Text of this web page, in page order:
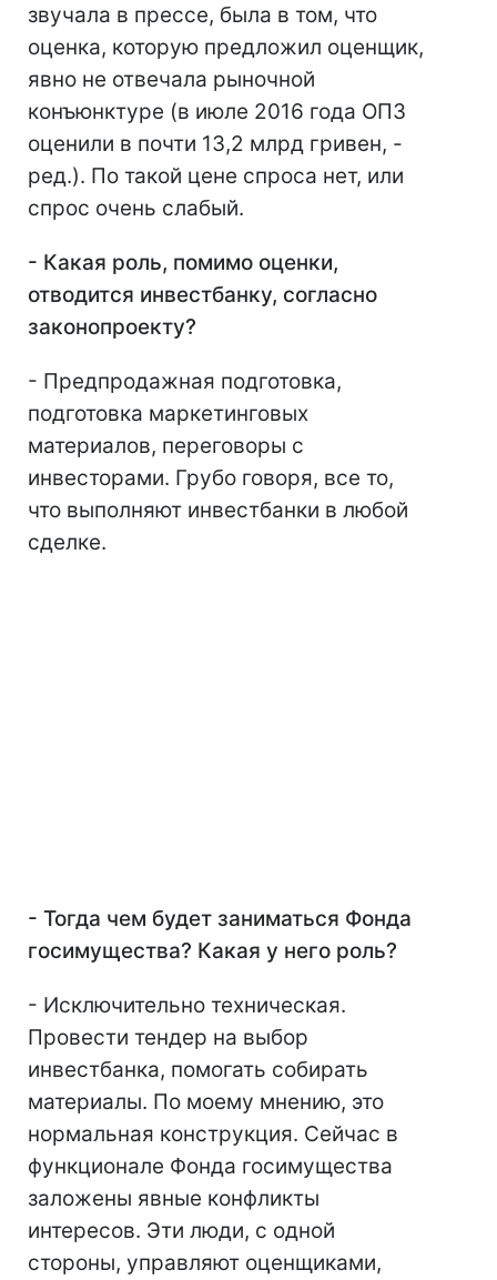
звучала в прессе, была в том, что
оценка, которую предложил оценщик,
явно не отвечала рыночной
конъюнктуре (в июле 2016 года ОПЗ
оценили в почти 13,2 млрд гривен, -
ред.). По такой цене спроса нет, или
спрос очень слабый.
- Какая роль, помимо оценки,
отводится инвестбанку, согласно
законопроекту?
- Предпродажная подготовка,
подготовка маркетинговых
материалов, переговоры с
инвесторами. Грубо говоря, все то,
что выполняют инвестбанки в любой
сделке.
- Тогда чем будет заниматься Фонда
госимущества? Какая у него роль?
- Исключительно техническая.
Провести тендер на выбор
инвестбанка, помогать собирать
материалы. По моему мнению, это
нормальная конструкция. Сейчас в
функционале Фонда госимущества
заложены явные конфликты
интересов. Эти люди, с одной
стороны, управляют оценщиками,